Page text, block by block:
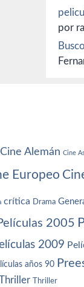
por
Cine Alemán Cine
Europeo
crítica Drama
2005
2009
años 90
Thriller